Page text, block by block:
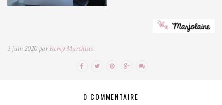
3 juin 2020 parRomy Marchisio
0 COMMENTAIRE